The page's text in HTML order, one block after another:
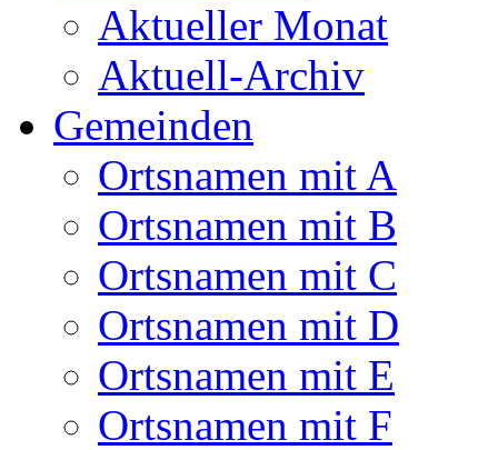
Aktueller Monat
Aktuell-Archiv
Gemeinden
Ortsnamen mit A
Ortsnamen mit B
Ortsnamen mit C
Ortsnamen mit D
Ortsnamen mit E
Ortsnamen mit F